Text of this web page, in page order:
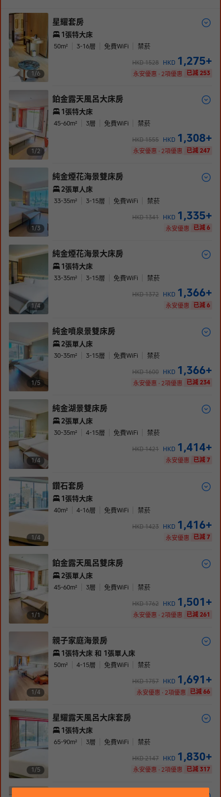
1/6
星耀套房
1張特大床
50m² 3-16層 免費WiFi 禁菸
HKD1528 HKD 1,275+
永安優惠 · 2項優惠 已減 253
1/2
鉑金露天風呂大床房
1張特大床
45-60m² 3層 免費WiFi 禁菸
HKD1555 HKD 1,308+
永安優惠 · 2項優惠 已減 247
1/3
純金煙花海景雙床房
2張單人床
33-35m² 3-15層 免費WiFi 禁菸
HKD1341 HKD 1,335+
永安優惠 已減 6
1/4
純金煙花海景大床房
1張特大床
33-35m² 3-15層 免費WiFi 禁菸
HKD1372 HKD 1,366+
永安優惠 已減 6
1/5
純金噴泉景雙床房
2張單人床
30-35m² 3-15層 免費WiFi 禁菸
HKD1600 HKD 1,366+
永安優惠 · 2項優惠 已減 234
1/4
純金湖景雙床房
2張單人床
30-35m² 4-15層 免費WiFi 禁菸
HKD1421 HKD 1,414+
永安優惠 已減 7
1/4
鑽石套房
1張特大床
40m² 4-16層 免費WiFi 禁菸
HKD1423 HKD 1,416+
永安優惠 已減 7
1/1
鉑金露天風呂雙床房
2張單人床
45-60m² 3層 免費WiFi 禁菸
HKD1762 HKD 1,501+
永安優惠 · 2項優惠 已減 261
1/4
親子家庭海景房
1張特大床 和 1張單人床
50m² 4-15層 免費WiFi 禁菸
HKD1757 HKD 1,691+
永安優惠 · 2項優惠 已減 66
1/5
星耀露天風呂大床套房
1張特大床
65-90m² 3層 免費WiFi 禁菸
HKD2147 HKD 1,830+
永安優惠 · 2項優惠 已減 317